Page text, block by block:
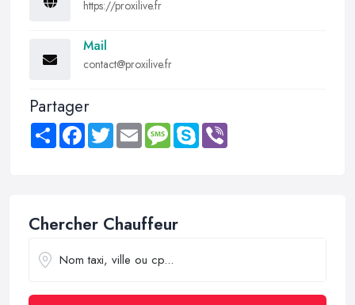
https://proxilive.fr
Mail
contact@proxilive.fr
Partager
Share FacebookTwitter Email MessageSkype
Chercher Chauffeur